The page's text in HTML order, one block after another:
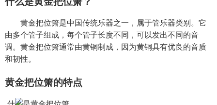
黄金把位箫是中国传统乐器之一，属于管乐器类别。它
由多个管子组成，每个管子长度不同，可以发出不同的音
调。黄金把位箫通常由黄铜制成，因为黄铜具有优良的音质
和韧性。
黄金把位箫的特点